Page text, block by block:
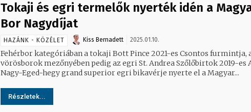
Tokaji és egri termelők nyerték idén a
Bor Nagydíjat
HAZÁNK - KÖZÉLET Kiss Bernadett 2025.01.10.
Fehérbor kategóriában a tokaji Bott Pince 2021-es Csontos furmintja,
vörösborok mezőnyében pedig az egri St. Andrea Szőlőbirtok 2019-es
Nagy-Eged-hegy grand superior egri bikavérje nyerte el a Magyar...
Részletek...